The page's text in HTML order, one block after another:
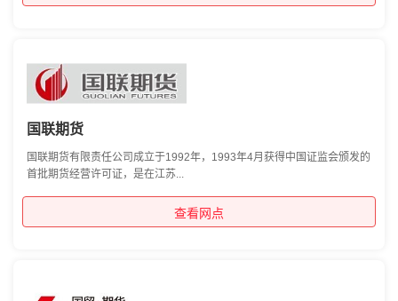
国联期货
国联期货有限责任公司成立于1992年，1993年4月获得中国证监会颁发的
首批期货经营许可证，是在江苏...
查看网点